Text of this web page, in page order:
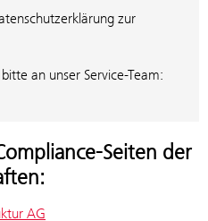
zur
an unser Service-Team:
Seiten der
AG